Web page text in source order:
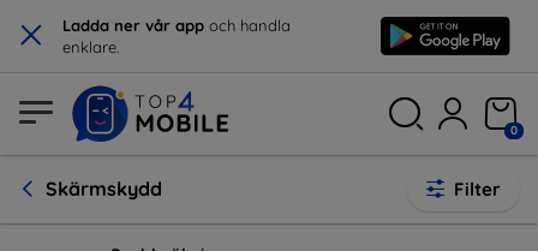
× Ladda ner vår app och handla
enklare.
0
Skärmskydd Filter